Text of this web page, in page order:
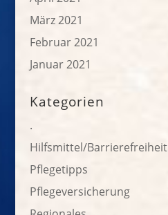
März 2021
Februar 2021
Januar 2021
Kategorien
.
Hilfsmittel/Barrierefreiheit
Pflegetipps
Pflegeversicherung